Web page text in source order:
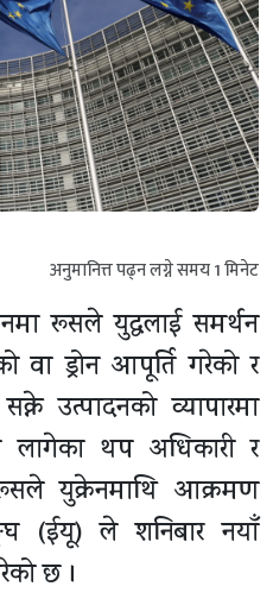
अनुमानित्त पढ्न लग्ने समय1मिनेट
रूसले युद्धलाई समर्थन
वा ड्रोन आपूर्ति गरेको र
उत्पादनको व्यापारमा
लागेका थप अधिकारी र
युक्रेनमाथि आक्रमण
(ईयू) ले शनिबार नयाँ
छ ।